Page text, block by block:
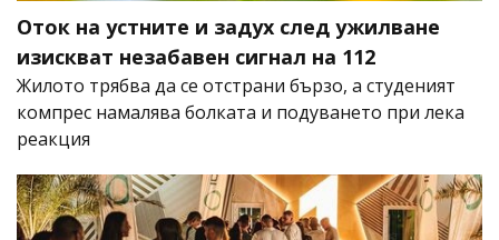
Оток на устните и задух след ужилване
изискват незабавен сигнал на 112
Жилото трябва да се отстрани бързо, а студеният
компрес намалява болката и подуването при лека
реакция